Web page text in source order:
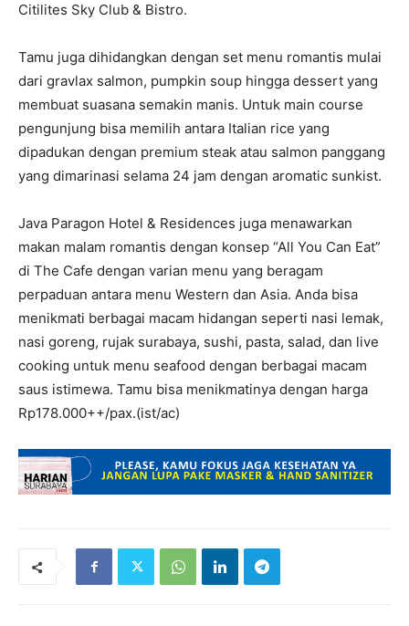
Citilites Sky Club & Bistro.
Tamu juga dihidangkan dengan set menu romantis mulai
dari gravlax salmon, pumpkin soup hingga dessert yang
membuat suasana semakin manis. Untuk main course
pengunjung bisa memilih antara Italian rice yang
dipadukan dengan premium steak atau salmon panggang
yang dimarinasi selama 24 jam dengan aromatic sunkist.
Java Paragon Hotel & Residences juga menawarkan
makan malam romantis dengan konsep “All You Can Eat”
di The Cafe dengan varian menu yang beragam
perpaduan antara menu Western dan Asia. Anda bisa
menikmati berbagai macam hidangan seperti nasi lemak,
nasi goreng, rujak surabaya, sushi, pasta, salad, dan live
cooking untuk menu seafood dengan berbagai macam
saus istimewa. Tamu bisa menikmatinya dengan harga
Rp178.000++/pax.(ist/ac)